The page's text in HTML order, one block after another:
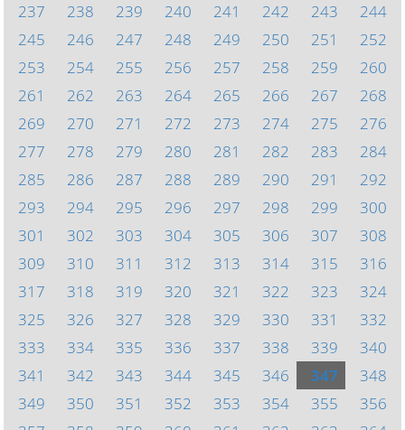
237
238 239 240 241 242 243
244
245
246 247 248 249 250 251
252
253
254 255 256 257 258 259
260
261
262 263 264 265 266 267
268
269
270 271 272 273 274 275
276
277
278 279 280 281 282 283
284
285
286 287 288 289 290 291
292
293
294 295 296 297 298 299
300
301
302 303 304 305 306 307
308
309
310 311 312 313 314 315
316
317
318 319 320 321 322 323
324
325
326 327 328 329 330 331
332
333
334 335 336 337 338 339
340
341
342 343 344 345 346 347
348
349
350 351 352 353 354 355
356